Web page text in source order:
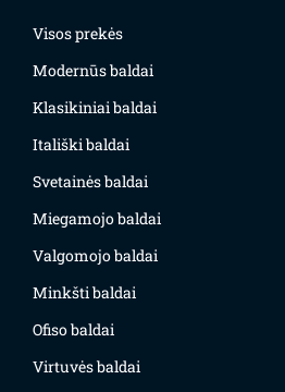
Visos prekės
Modernūs baldai
Klasikiniai baldai
Itališki baldai
Svetainės baldai
Miegamojo baldai
Valgomojo baldai
Minkšti baldai
Ofiso baldai
Virtuvės baldai